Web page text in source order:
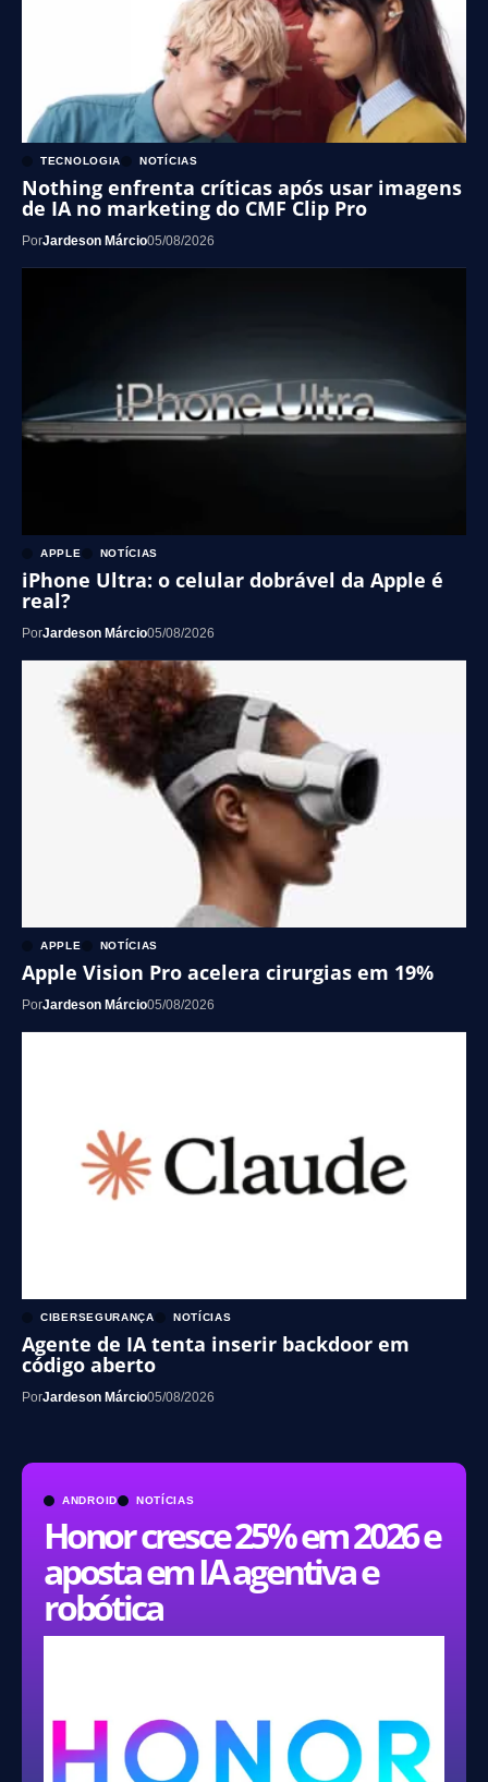
ANDROID NOTÍCIAS
Honor cresce 25% em 2026 e
aposta em IA agentiva e
robótica
TECNOLOGIA NOTÍCIAS
Nothing enfrenta críticas após usar imagens
de IA no marketing do CMF Clip Pro
PorJardeson Márcio05/08/2026
APPLE NOTÍCIAS
iPhone Ultra: o celular dobrável da Apple é
real?
PorJardeson Márcio05/08/2026
APPLE NOTÍCIAS
Apple Vision Pro acelera cirurgias em 19%
PorJardeson Márcio05/08/2026
CIBERSEGURANÇA NOTÍCIAS
Agente de IA tenta inserir backdoor em
código aberto
PorJardeson Márcio05/08/2026